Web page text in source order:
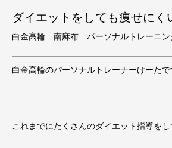
ダイエットをしても痩せにく
白金高輪 南麻布 パーソナルトレーニ
白金高輪のパーソナルトレーナーけーた
これまでにたくさんのダイエット指導をし